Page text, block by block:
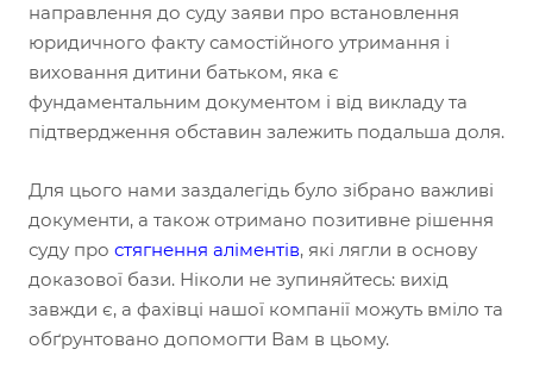
направлення до суду заяви про встановлення
юридичного факту самостійного утримання і
виховання дитини батьком, яка є
фундаментальним документом і від викладу та
підтвердження обставин залежить подальша доля.
Для цього нами заздалегідь було зібрано важливі
документи, а також отримано позитивне рішення
суду про стягнення аліментів, які лягли в основу
доказової бази. Ніколи не зупиняйтесь: вихід
завжди є, а фахівці нашої компанії можуть вміло та
обґрунтовано допомогти Вам в цьому.